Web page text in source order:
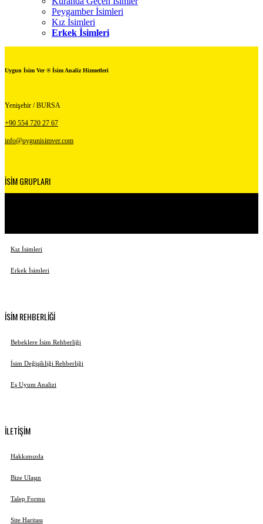
Peygamber İsimleri
Kız İsimleri
Erkek İsimleri
Uygun İsim Ver ® İsim Analiz Hizmetleri
Yenişehir / BURSA
+90 554 720 27 67
info@uygunisimver.com
İSİM GRUPLARI
Kız İsimleri
Erkek İsimleri
İSİM REHBERLİĞİ
Bebeklere İsim Rehberliği
İsim Değişikliği Rehberliği
Eş Uyum Analizi
İLETİŞİM
Hakkımızda
Bize Ulaşın
Talep Formu
Site Haritası